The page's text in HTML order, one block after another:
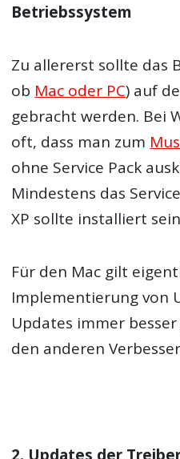
Betriebssystem
Zu allererst sollte das
ob Mac oder PC) auf
gebracht werden. Bei
oft, dass man zum
ohne Service Pack
Mindestens das
XP sollte installiert
Für den Mac gilt
Implementierung von
Updates immer
den anderen
2. Updates der